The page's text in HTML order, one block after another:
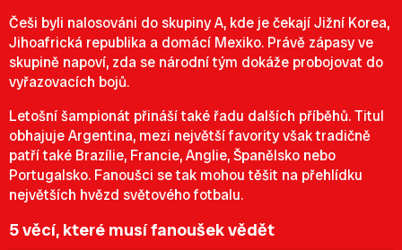
Češi byli nalosováni do skupiny A, kde je čekají Jižní Korea,
Jihoafrická republika a domácí Mexiko. Právě zápasy ve
skupině napoví, zda se národní tým dokáže probojovat do
vyřazovacích bojů.
Letošní šampionát přináší také řadu dalších příběhů. Titul
obhajuje Argentina, mezi největší favority však tradičně
patří také Brazílie, Francie, Anglie, Španělsko nebo
Portugalsko. Fanoušci se tak mohou těšit na přehlídku
největších hvězd světového fotbalu.
5 věcí, které musí fanoušek vědět